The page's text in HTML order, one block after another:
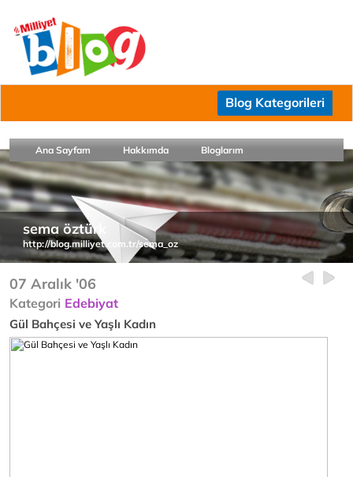
Blog Kategorileri
Ana Sayfam Hakkımda Bloglarım
sema öztürk
http://blog.milliyet.com.tr/sema_oz
07 Aralık '06
Kategori Edebiyat
Gül Bahçesi ve Yaşlı Kadın